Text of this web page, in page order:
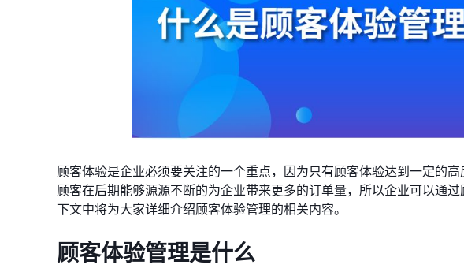
顾客体验是企业必须要关注的一个重点，因为只有顾客体验达到一定的
顾客在后期能够源源不断的为企业带来更多的订单量，所以企业可以通
下文中将为大家详细介绍顾客体验管理的相关内容。
顾客体验管理是什么